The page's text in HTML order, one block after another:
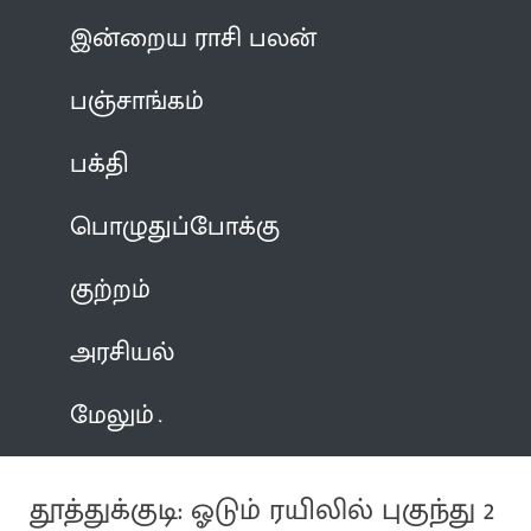
இன்றைய ராசி பலன்
பஞ்சாங்கம்
பக்தி
பொழுதுப்போக்கு
குற்றம்
அரசியல்
மேலும்
தூத்துக்குடி: ஓடும் ரயிலில் புகுந்து 2